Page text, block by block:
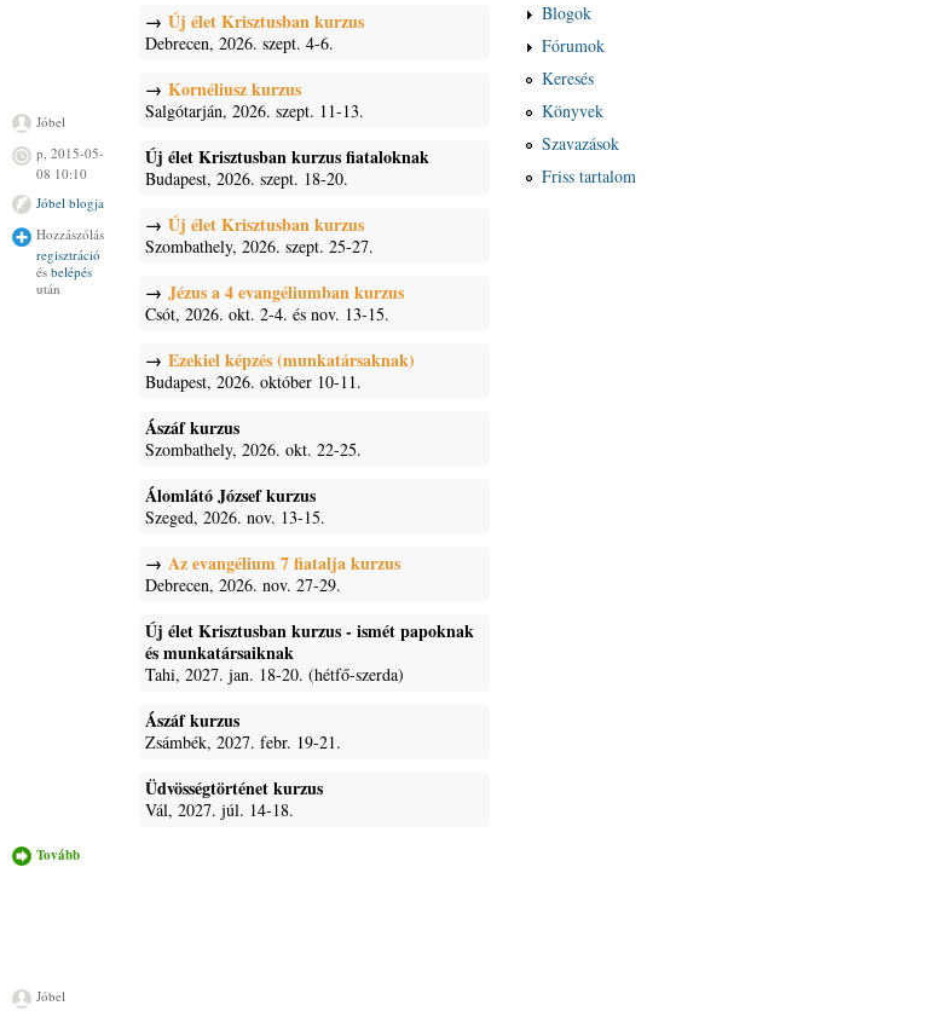
kapcsolatosan
Jóbel
p, 2015-05-
08 10:10
Tovább
Jóbel blogja
Hozzászólás
regisztráció
és belépés
után
Jóbel
Új élet Krisztusban kurzus
Debrecen, 2026. szept. 4-6.
Kornéliusz kurzus
Salgótarján, 2026. szept. 11-13.
Új élet Krisztusban kurzus fiataloknak
Budapest, 2026. szept. 18-20.
Új élet Krisztusban kurzus
Szombathely, 2026. szept. 25-27.
Jézus a 4 evangéliumban kurzus
Csót, 2026. okt. 2-4. és nov. 13-15.
Ezekiel képzés (munkatársaknak)
Budapest, 2026. október 10-11.
Ászáf kurzus
Szombathely, 2026. okt. 22-25.
Álomlátó József kurzus
Szeged, 2026. nov. 13-15.
Az evangélium 7 fiatalja kurzus
Debrecen, 2026. nov. 27-29.
Új élet Krisztusban kurzus - ismét papoknak
és munkatársaiknak
Tahi, 2027. jan. 18-20. (hétfő-szerda)
Ászáf kurzus
Zsámbék, 2027. febr. 19-21.
Üdvösségtörténet kurzus
Vál, 2027. júl. 14-18.
Blogok
Fórumok
Keresés
Könyvek
Szavazások
Friss tartalom